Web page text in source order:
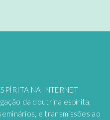
NA INTERNET
da doutrina espírita,
e transmissões ao